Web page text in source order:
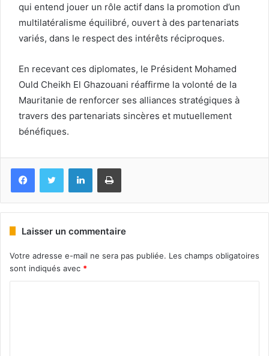
qui entend jouer un rôle actif dans la promotion d’un
multilatéralisme équilibré, ouvert à des partenariats
variés, dans le respect des intérêts réciproques.
En recevant ces diplomates, le Président Mohamed
Ould Cheikh El Ghazouani réaffirme la volonté de la
Mauritanie de renforcer ses alliances stratégiques à
travers des partenariats sincères et mutuellement
bénéfiques.
FacebookTwitter LinkedinImprimer
Laisser un commentaire
Votre adresse e-mail ne sera pas publiée. Les champs obligatoires
sont indiqués avec *